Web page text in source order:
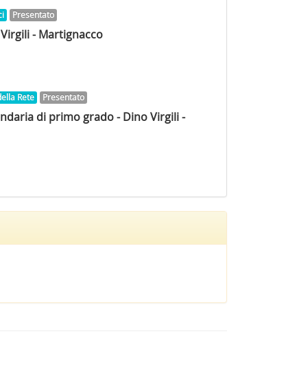
Presentato
- Martignacco
Rete Presentato
di primo grado - Dino Virgili -